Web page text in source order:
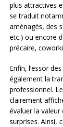
plus attractives
se traduit
aménagés, des
etc.) ou encore
précaire,
Enfin, l’essor
également la
professionnel.
clairement
évaluer la valeur
surprises. Ainsi,